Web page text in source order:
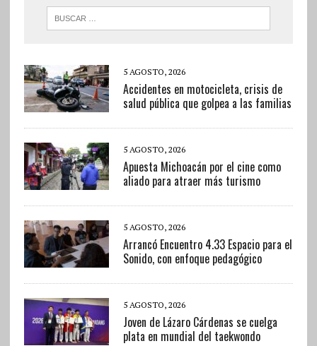
5 AGOSTO, 2026
Accidentes en motocicleta, crisis de
salud pública que golpea a las familias
5 AGOSTO, 2026
Apuesta Michoacán por el cine como
aliado para atraer más turismo
5 AGOSTO, 2026
Arrancó Encuentro 4.33 Espacio para el
Sonido, con enfoque pedagógico
5 AGOSTO, 2026
Joven de Lázaro Cárdenas se cuelga
plata en mundial del taekwondo